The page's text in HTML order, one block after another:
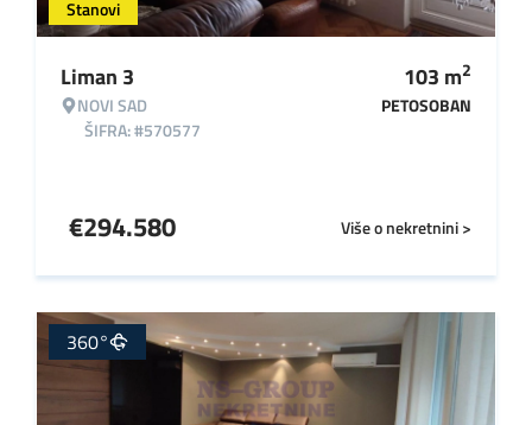
Stanovi
Liman 3
NOVI SAD
ŠIFRA: #570577
103 m2
PETOSOBAN
Više o nekretnini >
€294.580
360°